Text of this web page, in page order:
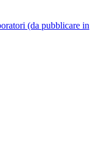
(da pubblicare in